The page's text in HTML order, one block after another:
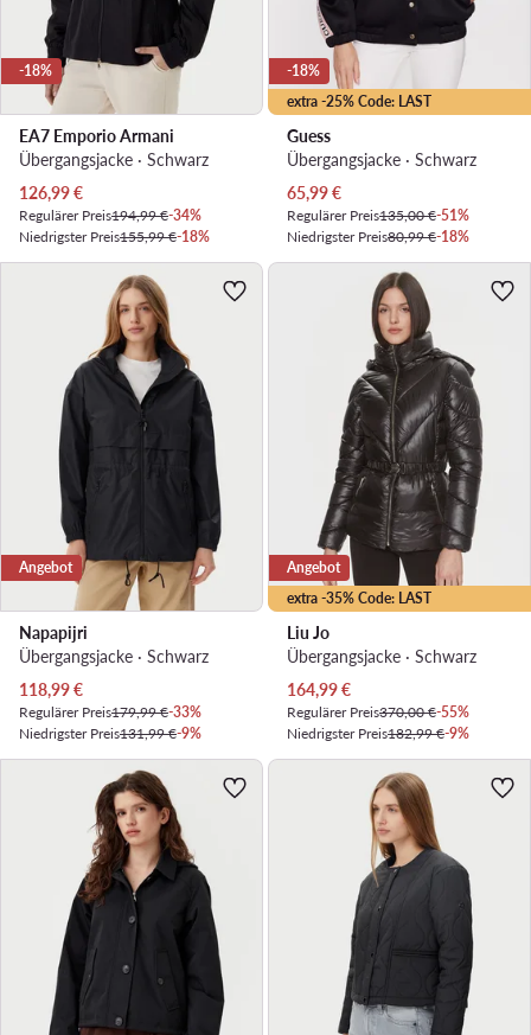
-18%
EA7 Emporio Armani
Übergangsjacke · Schwarz
Aktueller Preis
126,99€
Regulärer Preis194,99 €-34%
Niedrigster Preis155,99 €-18%
extra -25% Code: LAST
-18%
Guess
Übergangsjacke · Schwarz
Aktueller Preis
65,99€
Regulärer Preis135,00 €-51%
Niedrigster Preis80,99 €-18%
Angebot
Napapijri
Übergangsjacke · Schwarz
Aktueller Preis
118,99€
Regulärer Preis179,99 €-33%
Niedrigster Preis131,99 €-9%
extra -35% Code: LAST
Angebot
Liu Jo
Übergangsjacke · Schwarz
Aktueller Preis
164,99€
Regulärer Preis370,00 €-55%
Niedrigster Preis182,99 €-9%